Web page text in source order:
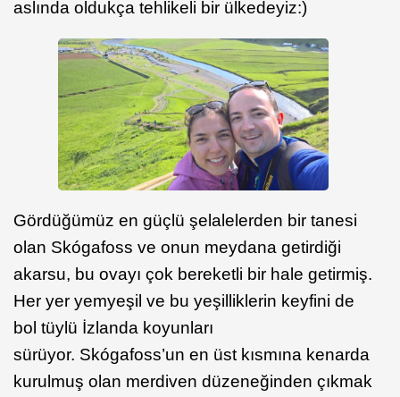
aslında oldukça tehlikeli bir ülkedeyiz:)
Gördüğümüz en güçlü şelalelerden bir tanesi
olan Skógafoss ve onun meydana getirdiği
akarsu, bu ovayı çok bereketli bir hale getirmiş.
Her yer yemyeşil ve bu yeşilliklerin keyfini de
bol tüylü İzlanda koyunları
sürüyor. Skógafoss’un en üst kısmına kenarda
kurulmuş olan merdiven düzeneğinden çıkmak